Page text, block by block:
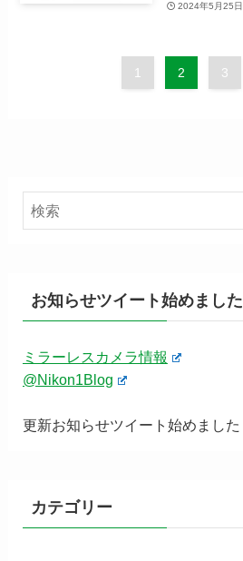
2024年5月25日
1 2 3
お知らせツイート始めました
ミラーレスカメラ情報
@Nikon1Blog
更新お知らせツイート始めました
カテゴリー